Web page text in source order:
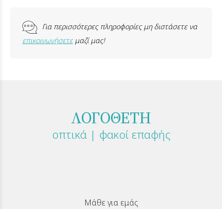
Για περισσότερες πληροφορίες μη διστάσετε να
επικοινωνήσετεμαζί μας!
ΛΟΓΟΘΕΤΗ
οπτικά | φακοί επαφής
Μάθε για εμάς